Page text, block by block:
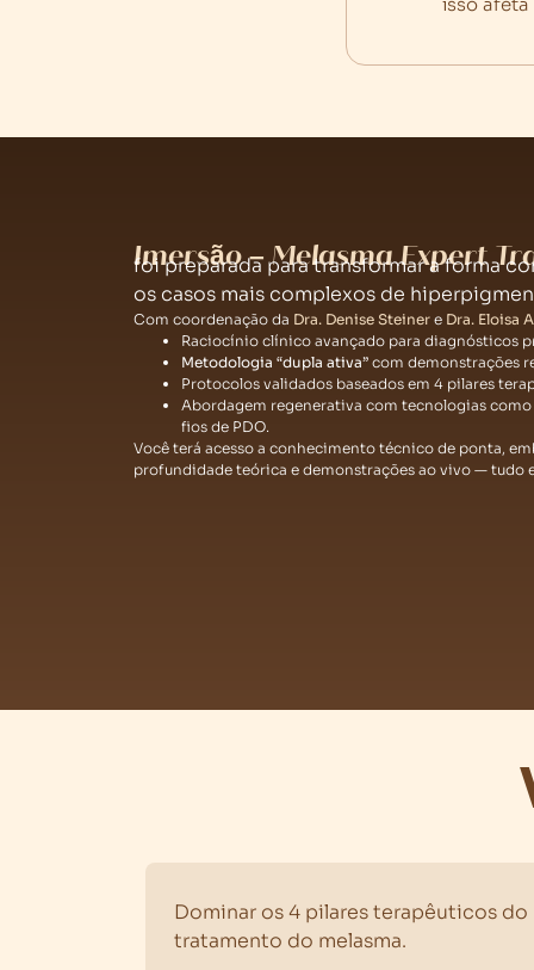
Imersão – Melasma Expert
foi preparada para transformar a forma
os casos mais complexos de
Com coordenação da Dra. Denise Steiner e Dra. Eloisa
Raciocínio clínico avançado para diagnósticos
Metodologia “dupla ativa” com demonstrações
Protocolos validados baseados em 4 pilares
Abordagem regenerativa com tecnologias como
fios de PDO.
Você terá acesso a conhecimento técnico de ponta,
profundidade teórica e demonstrações ao vivo — tudo
Dominar os 4 pilares terapêuticos do
tratamento do melasma.